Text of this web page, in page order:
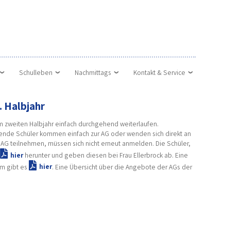
Schulleben Nachmittags Kontakt & Service
Halbjahr
zweiten Halbjahr einfach durchgehend weiterlaufen.
Schüler kommen einfach zur AG oder wenden sich direkt an
teilnehmen, müssen sich nicht erneut anmelden. Die Schüler,
hierherunter und geben diesen bei Frau Ellerbrock ab. Eine
gibt es
hier. Eine Übersicht über die Angebote der AGs der